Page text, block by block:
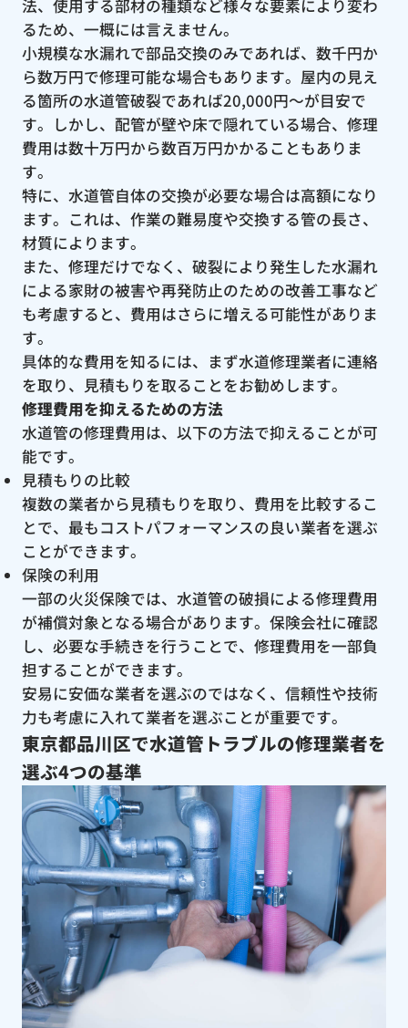
法、使用する部材の種類など様々な要素により変わ
るため、一概には言えません。
小規模な水漏れで部品交換のみであれば、数千円か
ら数万円で修理可能な場合もあります。屋内の見え
る箇所の水道管破裂であれば20,000円〜が目安で
す。しかし、配管が壁や床で隠れている場合、修理
費用は数十万円から数百万円かかることもありま
す。
特に、水道管自体の交換が必要な場合は高額になり
ます。これは、作業の難易度や交換する管の長さ、
材質によります。
また、修理だけでなく、破裂により発生した水漏れ
による家財の被害や再発防止のための改善工事など
も考慮すると、費用はさらに増える可能性がありま
す。
具体的な費用を知るには、まず水道修理業者に連絡
を取り、見積もりを取ることをお勧めします。
修理費用を抑えるための方法
水道管の修理費用は、以下の方法で抑えることが可
能です。
見積もりの比較
複数の業者から見積もりを取り、費用を比較するこ
とで、最もコストパフォーマンスの良い業者を選ぶ
ことができます。
保険の利用
一部の火災保険では、水道管の破損による修理費用
が補償対象となる場合があります。保険会社に確認
し、必要な手続きを行うことで、修理費用を一部負
担することができます。
安易に安価な業者を選ぶのではなく、信頼性や技術
力も考慮に入れて業者を選ぶことが重要です。
東京都品川区で水道管トラブルの修理業者を
選ぶ4つの基準